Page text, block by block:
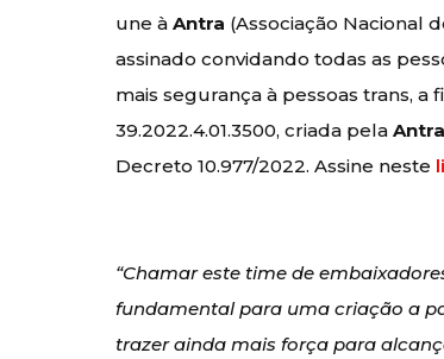
une àAntra (Associação Nacional
assinado convidando todas as
mais segurança à pessoas trans, a
39.2022.4.01.3500, criada pela
Decreto 10.977/2022. Assine neste
“Chamar este time de
fundamental para uma criação a
trazer ainda mais força para